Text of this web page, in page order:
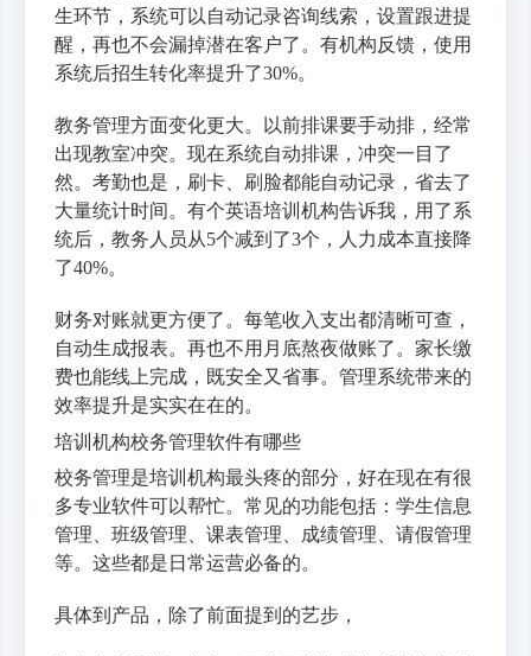
生环节，系统可以自动记录咨询线索，设置跟进提
醒，再也不会漏掉潜在客户了。有机构反馈，使用
系统后招生转化率提升了30%。
教务管理方面变化更大。以前排课要手动排，经常
出现教室冲突。现在系统自动排课，冲突一目了
然。考勤也是，刷卡、刷脸都能自动记录，省去了
大量统计时间。有个英语培训机构告诉我，用了系
统后，教务人员从5个减到了3个，人力成本直接降
了40%。
财务对账就更方便了。每笔收入支出都清晰可查，
自动生成报表。再也不用月底熬夜做账了。家长缴
费也能线上完成，既安全又省事。管理系统带来的
效率提升是实实在在的。
培训机构校务管理软件有哪些
校务管理是培训机构最头疼的部分，好在现在有很
多专业软件可以帮忙。常见的功能包括：学生信息
管理、班级管理、课表管理、成绩管理、请假管理
等。这些都是日常运营必备的。
具体到产品，除了前面提到的艺步，